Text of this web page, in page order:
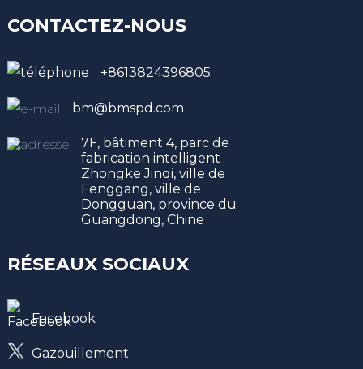
CONTACTEZ-NOUS
+8613824396805
bm@bmspd.com
7F, bâtiment 4, parc de
fabrication intelligent
Zhongke Jinqi, ville de
Fenggang, ville de
Dongguan, province du
Guangdong, Chine
RÉSEAUX SOCIAUX
Facebook
Gazouillement